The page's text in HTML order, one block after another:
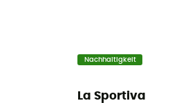
Nachhaltigkeit
La Sportiva